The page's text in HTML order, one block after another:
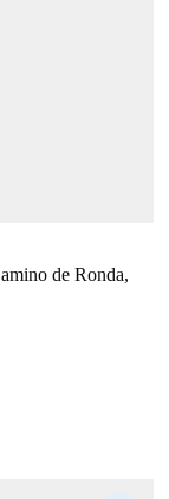
de Ronda,